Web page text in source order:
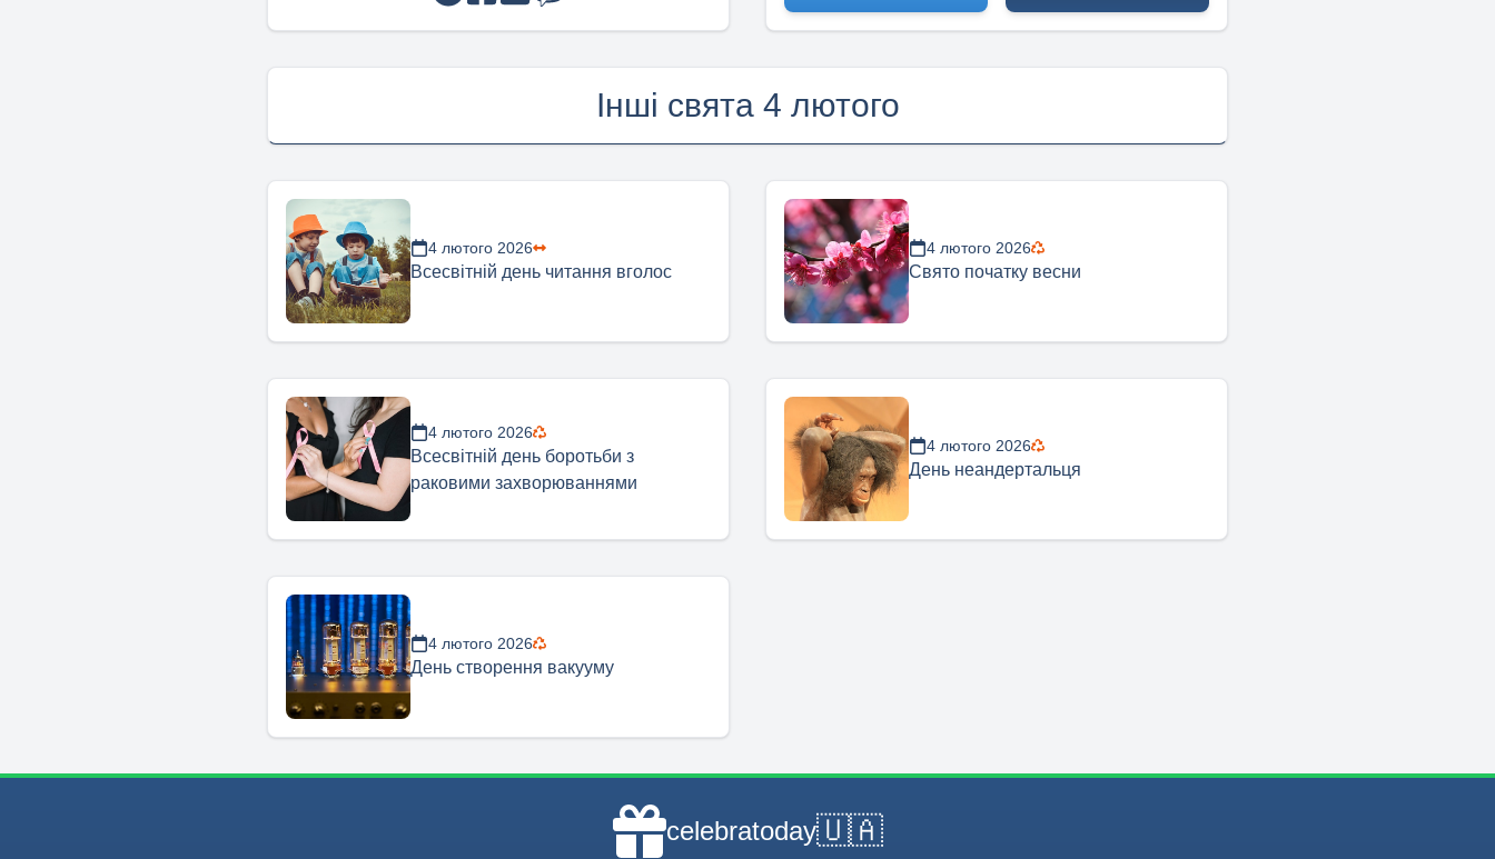
Інші свята 4 лютого
4 лютого 2026
Всесвітній день читання вголос
4 лютого 2026
Свято початку весни
4 лютого 2026
Всесвітній день боротьби з
раковими захворюваннями
4 лютого 2026
День неандертальця
4 лютого 2026
День створення вакууму
celebratoday🇺🇦